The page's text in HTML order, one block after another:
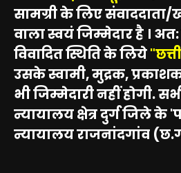
सामग्री के लिए संवाददाता/
वाला स्वयं जिम्मेदार है ।
विवादित स्थिति के लिये
उसके स्वामी, मुद्रक,
भी जिम्मेदारी नहीं होगी.
न्यायालय क्षेत्र दुर्ग जिले के
न्यायालय राजनांदगांव